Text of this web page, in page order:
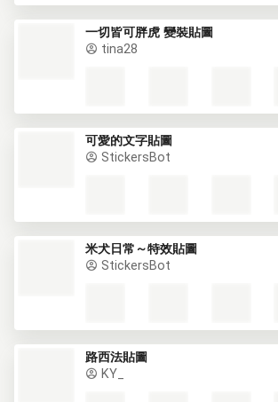
一切皆可胖虎 變裝貼圖
tina28
可愛的文字貼圖
StickersBot
米犬日常～特效貼圖
StickersBot
路西法貼圖
KY_